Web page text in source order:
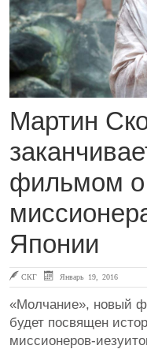
Мартин
фильмом о
Японии
СКГ Январь 19, 2016
«Молчание», новый
будет посвящен
миссионеров-